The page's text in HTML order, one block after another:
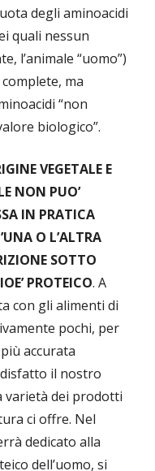
degli aminoacidi
quali nessun
l’animale “uomo”)
ma
“non
biologico”.
VEGETALE E
NON PUO’
IN PRATICA
O L’ALTRA
SOTTO
PROTEICO. A
con gli alimenti di
pochi, per
accurata
il nostro
varietà dei prodotti
ci offre. Nel
dedicato alla
dell’uomo, si